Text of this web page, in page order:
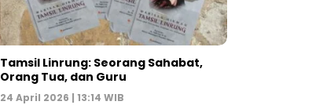
Tamsil Linrung: Seorang Sahabat,
Orang Tua, dan Guru
24 April 2026 | 13:14 WIB